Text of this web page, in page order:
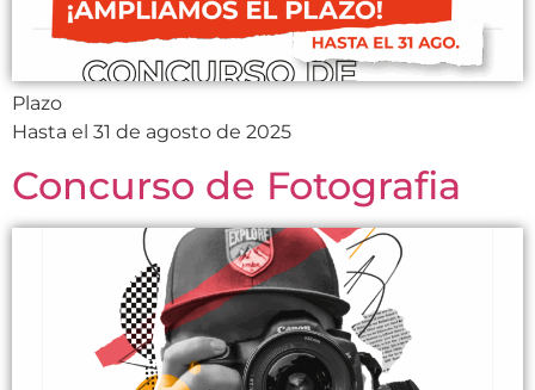
Plazo
Hasta el 31 de agosto de 2025
Concurso de Fotografia